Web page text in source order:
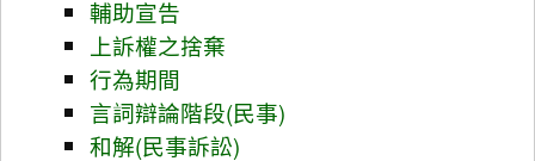
輔助宣告
上訴權之捨棄
行為期間
言詞辯論階段(民事)
和解(民事訴訟)